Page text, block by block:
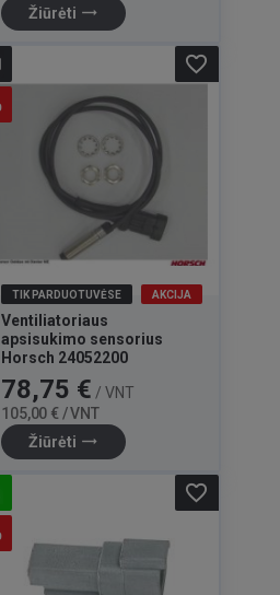
Žiūrėti trending_flat
TIK PARDUOTUVĖSE AKCIJA
Ventiliatoriaus
apsisukimo sensorius
Horsch 24052200
Kaina
78,75 € / VNT
105,00 € / VNT
Žiūrėti trending_flat
favorite_border
favorite_border